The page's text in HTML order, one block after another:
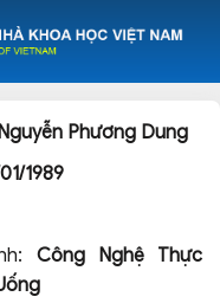
Phương Dung
1989
Công Nghệ Thực